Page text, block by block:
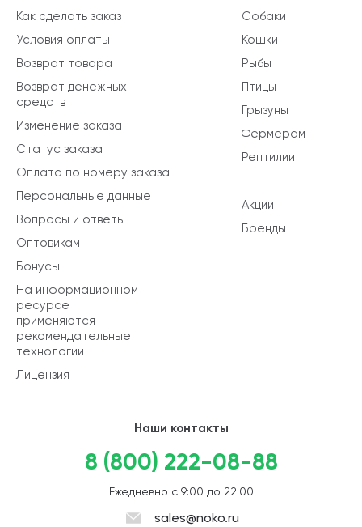
Собаки
Кошки
Рыбы
Птицы
Грызуны
Фермерам
Рептилии
Акции
Бренды
Как сделать заказ
Условия оплаты
Возврат товара
Возврат денежных
средств
Изменение заказа
Статус заказа
Оплата по номеру заказа
Персональные данные
Вопросы и ответы
Оптовикам
Бонусы
На информационном
ресурсе
применяются
рекомендательные
технологии
Лицензия
Наши контакты
8 (800) 222-08-88
Ежедневно с 9:00 до 22:00
sales@noko.ru